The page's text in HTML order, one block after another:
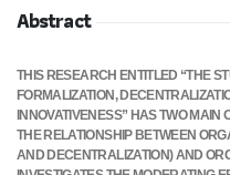
Abstract
THIS RESEARCH ENTITLED “THE
FORMALIZATION,
INNOVATIVENESS” HAS TWO MAIN
THE RELATIONSHIP BETWEEN
AND DECENTRALIZATION) AND